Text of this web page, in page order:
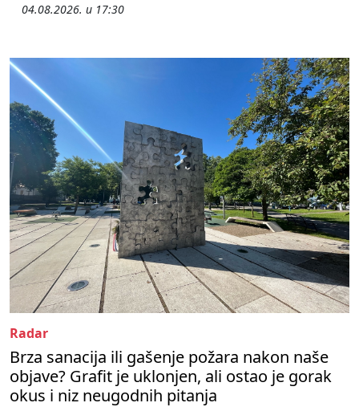
04.08.2026. u 17:30
Radar
Brza sanacija ili gašenje požara nakon naše
objave? Grafit je uklonjen, ali ostao je gorak
okus i niz neugodnih pitanja